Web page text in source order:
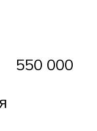
550 000